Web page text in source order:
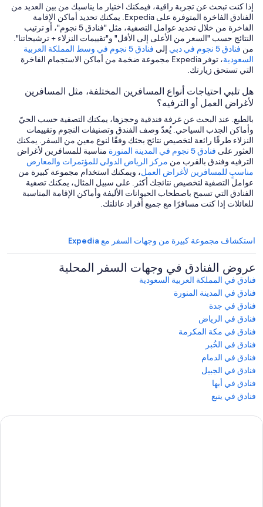
إذا كنت تبحث عن تجربة راقية، فيمكنك اختيار ما يناسبك من بين العديد من
الفنادق الفاخرة المتوفرة على Expedia. يمكنك تحديد أماكن الإقامة
الفاخرة من خلال تحديد عوامل التصفية، مثل "فنادق 5 نجوم"، أو ترتيب
النتائج حسب "السعر من الأعلى إلى الأقل" و"تقييمات النزلاء + ترشيحاتنا".
من فنادق 5 نجوم في دبي إلى
فنادق 5 نجوم في وسط المملكة العربية
السعودية
، توفر Expedia مجموعة ضخمة من أماكن الاستجمام الفاخرة
التي تستحق زيارتك.
هل تلبي احتياجات أنواع المسافرين المختلفة، مثل المسافرين
لأغراض العمل أو الترفيه؟
بالطبع. عند البحث عن غرفة فندقية وحجزها، يمكنك التصفية حسب الحيّ
وأماكن الجذب السياحي. يُعدّ وصف الفندق وتصنيفات النجوم وتقييمات
النزلاء طرقًا رائعة لتخصيص نتائج بحثك وفقًا لنوع معين من السفر. يمكنك
العثور على فنادق 5 نجوم في المدينة المنورة
مناسبة للمسافرين لأغراض
الترفيه وفندق بالقرب من مركز الرياض الدولي للمؤتمرات والمعارض
مناسبٍ للمسافرين لأغراض العمل، ويمكنك استخدام مجموعة كبيرة من
عوامل التصفية لتخصيص نتائجك أكثر. على سبيل المثال، يمكنك تصفية
الفنادق التي تسمح باصطحاب الحيوانات الأليفة وأماكن الإقامة المناسبة
للعائلات إذا كنت مسافرًا مع جميع أفراد عائلتك.
استكشاف مجموعة كبيرة من وجهات السفر مع Expedia
عروض الفنادق في وجهات السفر المحلية
فنادق في المملكة العربية السعودية
فنادق في المدينة المنورة
فنادق في جدة
فنادق في الرياض
فنادق في مكة المكرمة
فنادق في الخُبر
فنادق في الدمام
فنادق في الجبيل
فنادق في أبها
فنادق في ينبع
مربع
المحادثة